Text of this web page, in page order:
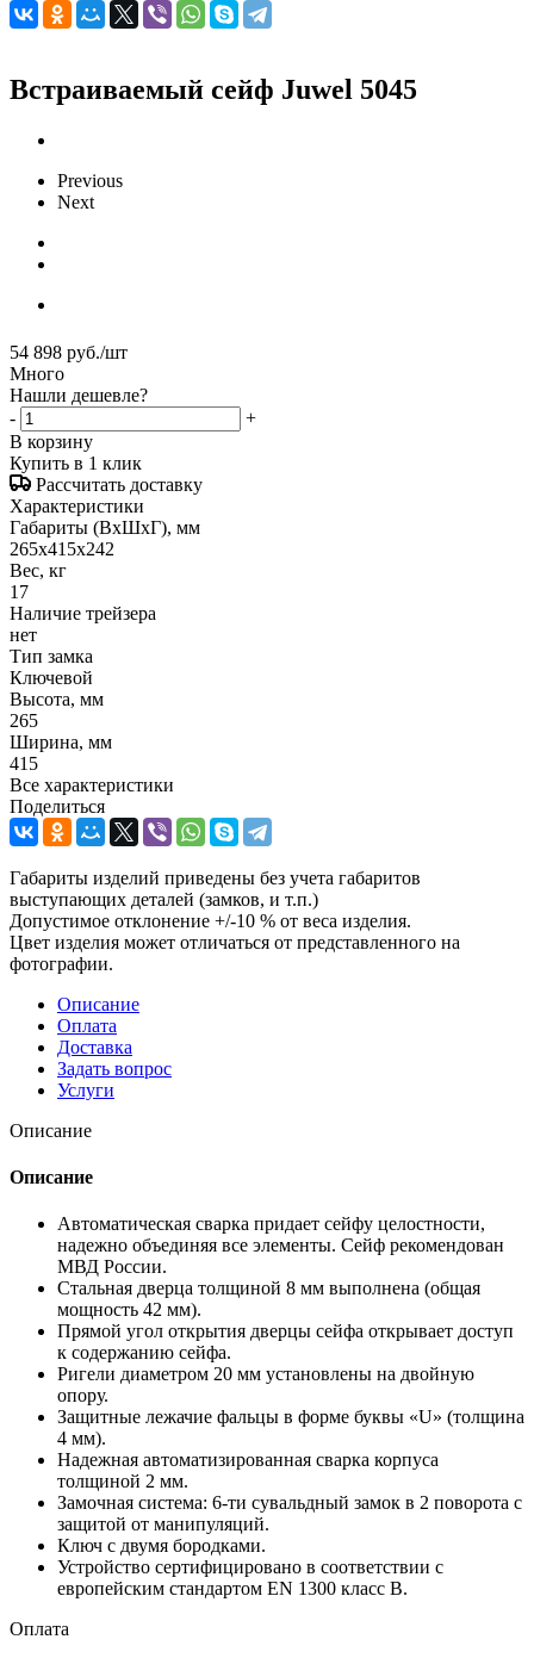
Встраиваемый сейф Juwel 5045
Previous
Next
54 898 руб./шт
Много
Нашли дешевле?
-
+
В корзину
Купить в 1 клик
Рассчитать доставку
Характеристики
Габариты (ВxШxГ), мм
265х415х242
Вес, кг
17
Наличие трейзера
нет
Тип замка
Ключевой
Высота, мм
265
Ширина, мм
415
Все характеристики
Поделиться
Габариты изделий приведены без учета габаритов
выступающих деталей (замков, и т.п.)
Допустимое отклонение +/-10 % от веса изделия.
Цвет изделия может отличаться от представленного на
фотографии.
Описание
Оплата
Доставка
Задать вопрос
Услуги
Описание
Описание
Автоматическая сварка придает сейфу целостности,
надежно объединяя все элементы. Сейф рекомендован
МВД России.
Стальная дверца толщиной 8 мм выполнена (общая
мощность 42 мм).
Прямой угол открытия дверцы сейфа открывает доступ
к содержанию сейфа.
Ригели диаметром 20 мм установлены на двойную
опору.
Защитные лежачие фальцы в форме буквы «U» (толщина
4 мм).
Надежная автоматизированная сварка корпуса
толщиной 2 мм.
Замочная система: 6-ти сувальдный замок в 2 поворота c
защитой от манипуляций.
Ключ с двумя бородками.
Устройство сертифицировано в соответствии с
европейским стандартом EN 1300 класс В.
Оплата